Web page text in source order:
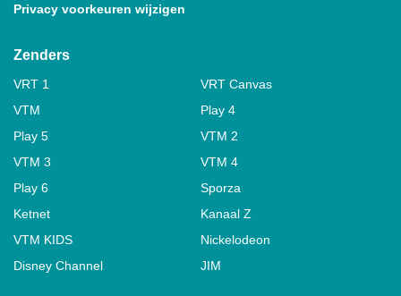
Privacy voorkeuren wijzigen
Zenders
VRT 1
VRT Canvas
VTM
Play 4
Play 5
VTM 2
VTM 3
VTM 4
Play 6
Sporza
Ketnet
Kanaal Z
VTM KIDS
Nickelodeon
Disney Channel
JIM